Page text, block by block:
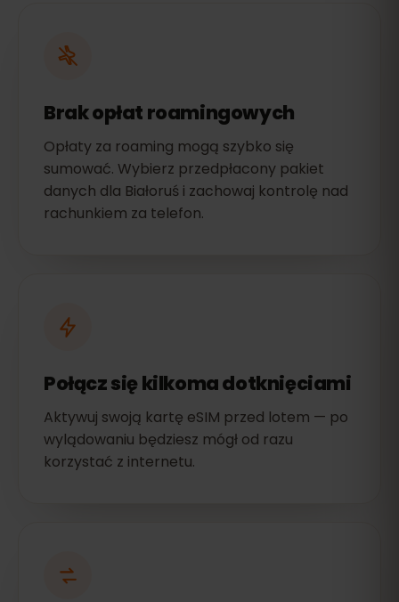
Brak opłat roamingowych
Opłaty za roaming mogą szybko się
sumować. Wybierz przedpłacony pakiet
danych dla Białoruś i zachowaj kontrolę nad
rachunkiem za telefon.
Połącz się kilkoma dotknięciami
Aktywuj swoją kartę eSIM przed lotem — po
wylądowaniu będziesz mógł od razu
korzystać z internetu.